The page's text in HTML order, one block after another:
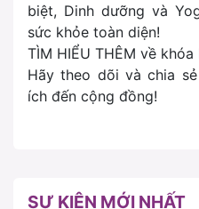
biệt, Dinh dưỡng và
sức khỏe toàn diện!
TÌM HIỂU THÊM về khóa
Hãy theo dõi và chia
ích đến cộng đồng!
SỰ KIỆN MỚI NHẤT